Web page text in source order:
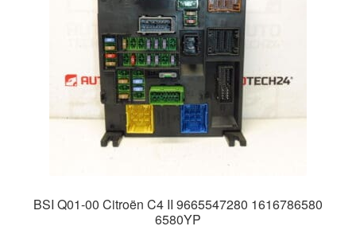
BSI Q01-00 Citroën C4 II 9665547280 1616786580
6580YP